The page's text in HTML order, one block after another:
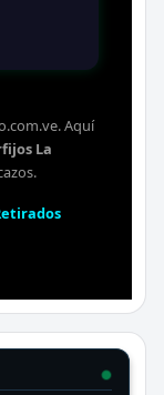
Aquí
La